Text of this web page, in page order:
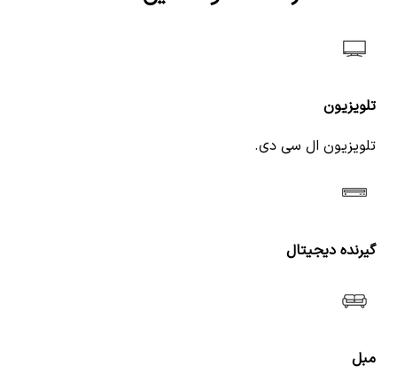
تلویزیون
تلویزیون ال سی دی.
گیرنده دیجیتال
مبل